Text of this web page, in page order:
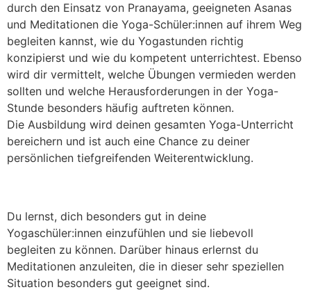
durch den Einsatz von Pranayama, geeigneten Asanas
und Meditationen die Yoga-Schüler:innen auf ihrem Weg
begleiten kannst, wie du Yogastunden richtig
konzipierst und wie du kompetent unterrichtest. Ebenso
wird dir vermittelt, welche Übungen vermieden werden
sollten und welche Herausforderungen in der Yoga-
Stunde besonders häufig auftreten können.
Die Ausbildung wird deinen gesamten Yoga-Unterricht
bereichern und ist auch eine Chance zu deiner
persönlichen tiefgreifenden Weiterentwicklung.
Du lernst, dich besonders gut in deine
Yogaschüler:innen einzufühlen und sie liebevoll
begleiten zu können. Darüber hinaus erlernst du
Meditationen anzuleiten, die in dieser sehr speziellen
Situation besonders gut geeignet sind.